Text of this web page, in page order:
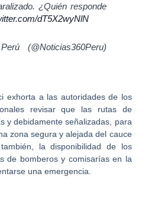
¿Quién responde
dT5X2wyNlN
(@Noticias360Peru)
exhorta a las autoridades de los
revisar que las rutas de
y debidamente señalizadas , para
zona segura y alejada del cauce
la disponibilidad de los
de bomberos y comisarías en la
una emergencia.